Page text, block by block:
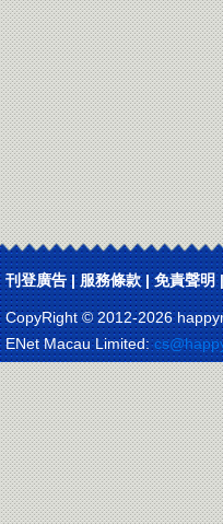
刊登廣告|服務條款|免責聲明
CopyRight © 2012-2026
ENet Macau Limited: